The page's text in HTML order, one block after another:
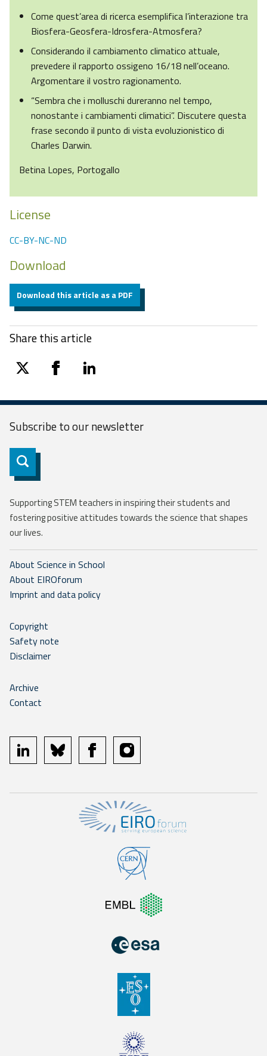
Come quest’area di ricerca esemplifica l’interazione tra
Biosfera-Geosfera-Idrosfera-Atmosfera?
Considerando il cambiamento climatico attuale,
prevedere il rapporto ossigeno 16/18 nell’oceano.
Argomentare il vostro ragionamento.
“Sembra che i molluschi dureranno nel tempo,
nonostante i cambiamenti climatici”. Discutere questa
frase secondo il punto di vista evoluzionistico di
Charles Darwin.
Betina Lopes, Portogallo
License
CC-BY-NC-ND
Download
Download this article as a PDF
Share this article
twitter facebooklinkedin
Subscribe to ournewsletter
Subscribe
Supporting STEM teachers in inspiring their students and
fostering positive attitudes towards the science that shapes
our lives.
About Science in School
About EIROforum
Imprint and data policy
Copyright
Safety note
Disclaimer
Archive
Contact
linkedin bluesky facebookinstagram